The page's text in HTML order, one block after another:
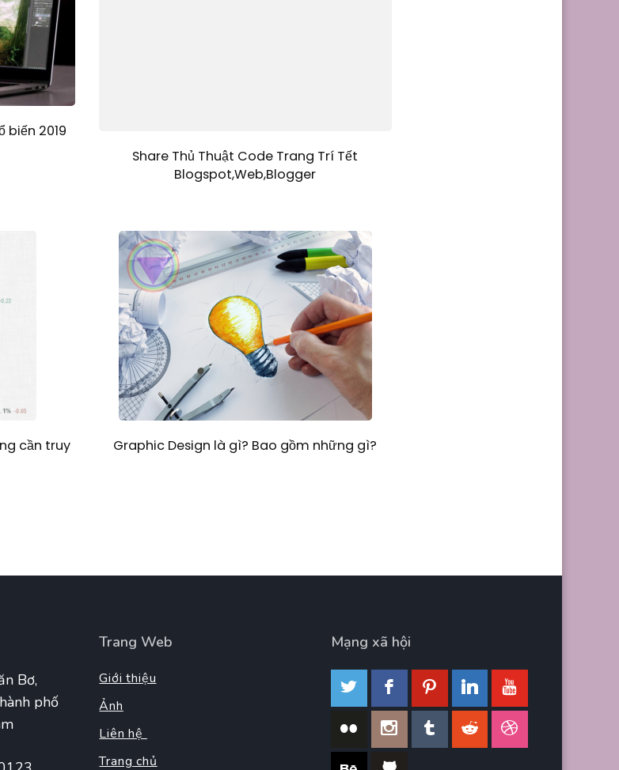
biến 2019
Share Thủ Thuật Code Trang Trí Tết
Blogspot,Web,Blogger
cần truy
Graphic Design là gì? Bao gồm những gì?
Bơ,
phố
Trang Web
Giới thiệu
Ảnh
Liên hệ
Trang chủ
Mạng xã hội